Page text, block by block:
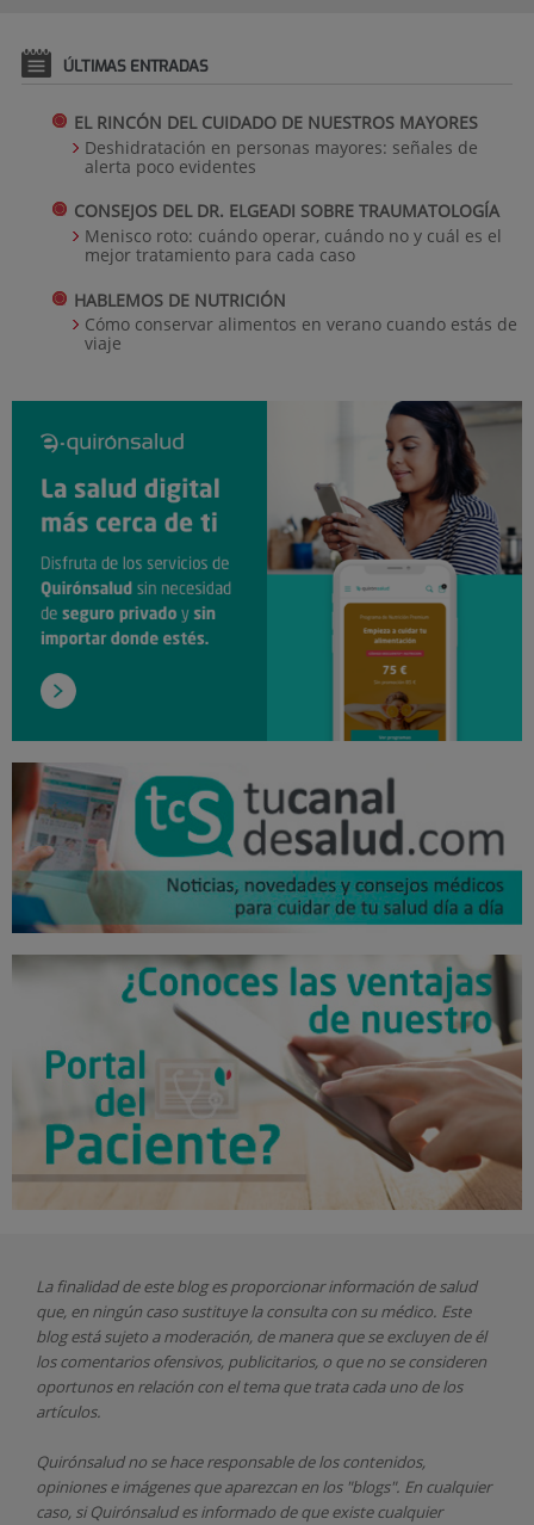
ÚLTIMAS ENTRADAS
EL RINCÓN DEL CUIDADO DE NUESTROS MAYORES
Deshidratación en personas mayores: señales de
alerta poco evidentes
CONSEJOS DEL DR. ELGEADI SOBRE TRAUMATOLOGÍA
Menisco roto: cuándo operar, cuándo no y cuál es el
mejor tratamiento para cada caso
HABLEMOS DE NUTRICIÓN
Cómo conservar alimentos en verano cuando estás de
viaje
La finalidad de este blog es proporcionar información de salud
que, en ningún caso sustituye la consulta con su médico. Este
blog está sujeto a moderación, de manera que se excluyen de él
los comentarios ofensivos, publicitarios, o que no se consideren
oportunos en relación con el tema que trata cada uno de los
artículos.
Quirónsaludno se hace responsable de los contenidos,
opiniones e imágenes que aparezcan en los "blogs". En cualquier
caso, si Quirónsaludes informado de que existe cualquier